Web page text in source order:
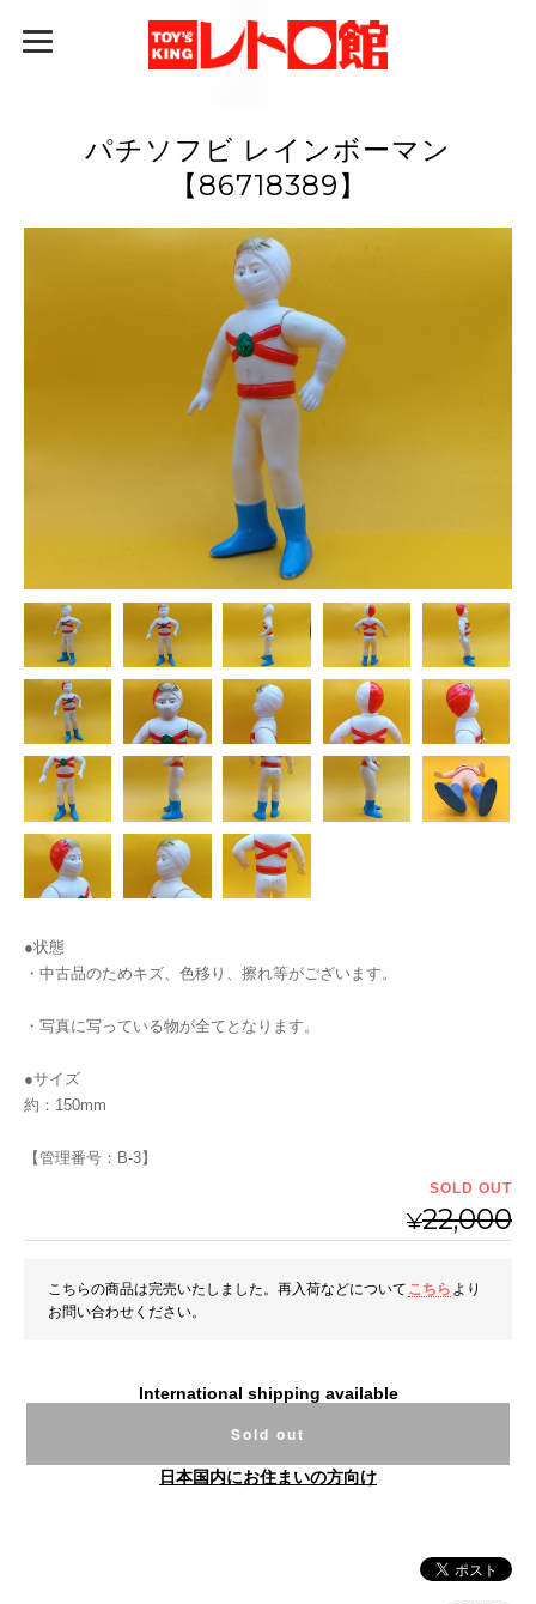
パチソフビ レインボーマン
【86718389】
●状態
・中古品のためキズ、色移り、擦れ等がございます。
・写真に写っている物が全てとなります。
●サイズ
約：150mm
【管理番号：B-3】
SOLD OUT
¥22,000
こちらの商品は完売いたしました。再入荷などについて こちら より
お問い合わせください。
International shipping available
Sold out
日本国内にお住まいの方向け